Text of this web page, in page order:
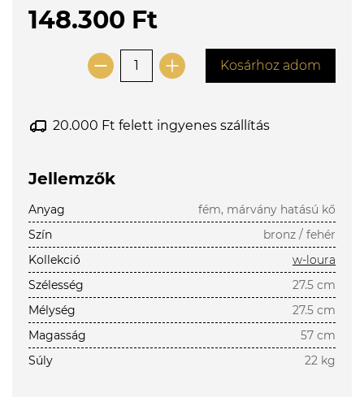
148.300 Ft
Kosárhoz adom
20.000 Ft felett ingyenes szállítás
Jellemzők
Anyag
fém, márvány hatású kő
Szín
bronz / fehér
Kollekció
w-loura
Szélesség
27.5 cm
Mélység
27.5 cm
Magasság
57 cm
Súly
22 kg